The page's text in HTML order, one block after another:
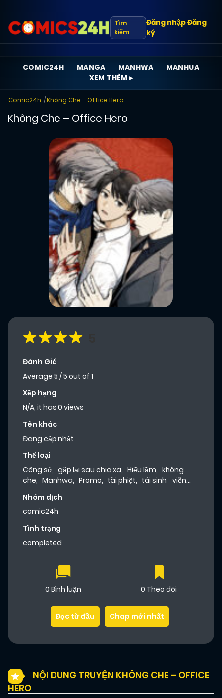
Tìm
kiếm
Đăng nhậpĐăng
ký
COMIC24H MANGA MANHWA
MANHUA
XEM THÊM ▸
Comic24h Không Che – Office Hero
Không Che – Office Hero
Đánh Giá
Average 5 /5 out of 1
Xếp hạng
N/A, it has 0 views
Tên khác
Đang cập nhật
Thể loại
Công sở, gặp lại sau chia xa, Hiểu lầm, không
che, Manhwa, Promo, tài phiệt, tái sinh, viễn
Nhóm dịch
comic24h
Tình trạng
completed
0 Bình luận 0 Theo dõi
Đọc từ đầu Chap mới nhất
NỘI DUNG TRUYỆN KHÔNG CHE – OFFICE
HERO